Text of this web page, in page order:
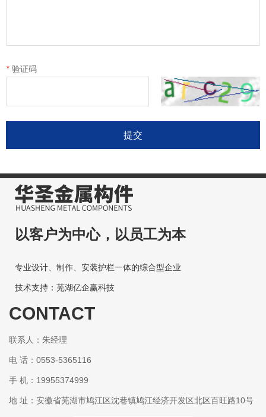
* 验证码
提交
以客户为中心，以员工为本
专业设计、制作、安装护栏一体的综合型企业
技术支持：芜湖亿企赢科技
CONTACT
联系人：朱经理
电 话：0553-5365116
手 机：19955374999
地 址：安徽省芜湖市鸠江区沈巷镇鸠江经济开发区北区百旺路10号